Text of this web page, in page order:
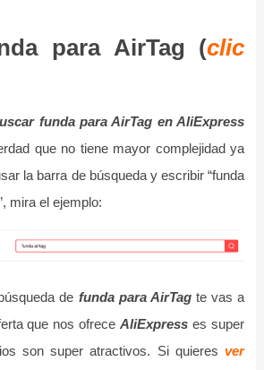
para AirTag (clic
funda para AirTag en AliExpress
que no tiene mayor complejidad ya
la barra de búsqueda y escribir “funda
mira el ejemplo:
de funda para AirTag te vas a
que nos ofreceAliExpress es super
son super atractivos. Si quieres ver